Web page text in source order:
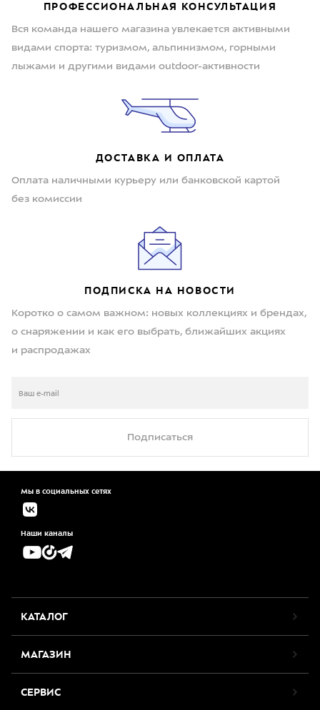
ПРОФЕССИОНАЛЬНАЯ КОНСУЛЬТАЦИЯ
Вся команда нашего магазина увлекается активными
видами спорта: туризмом, альпинизмом, горными
лыжами и другими видами outdoor-активности
ДОСТАВКА И ОПЛАТА
Оплата наличными курьеру или банковской картой
без комиссии
ПОДПИСКА НА НОВОСТИ
Коротко о самом важном: новых коллекциях и брендах,
о снаряжении и как его выбрать, ближайших акциях
и распродажах
Подписаться
Мы в социальных сетях
Наши каналы
КАТАЛОГ
МАГАЗИН
СЕРВИС